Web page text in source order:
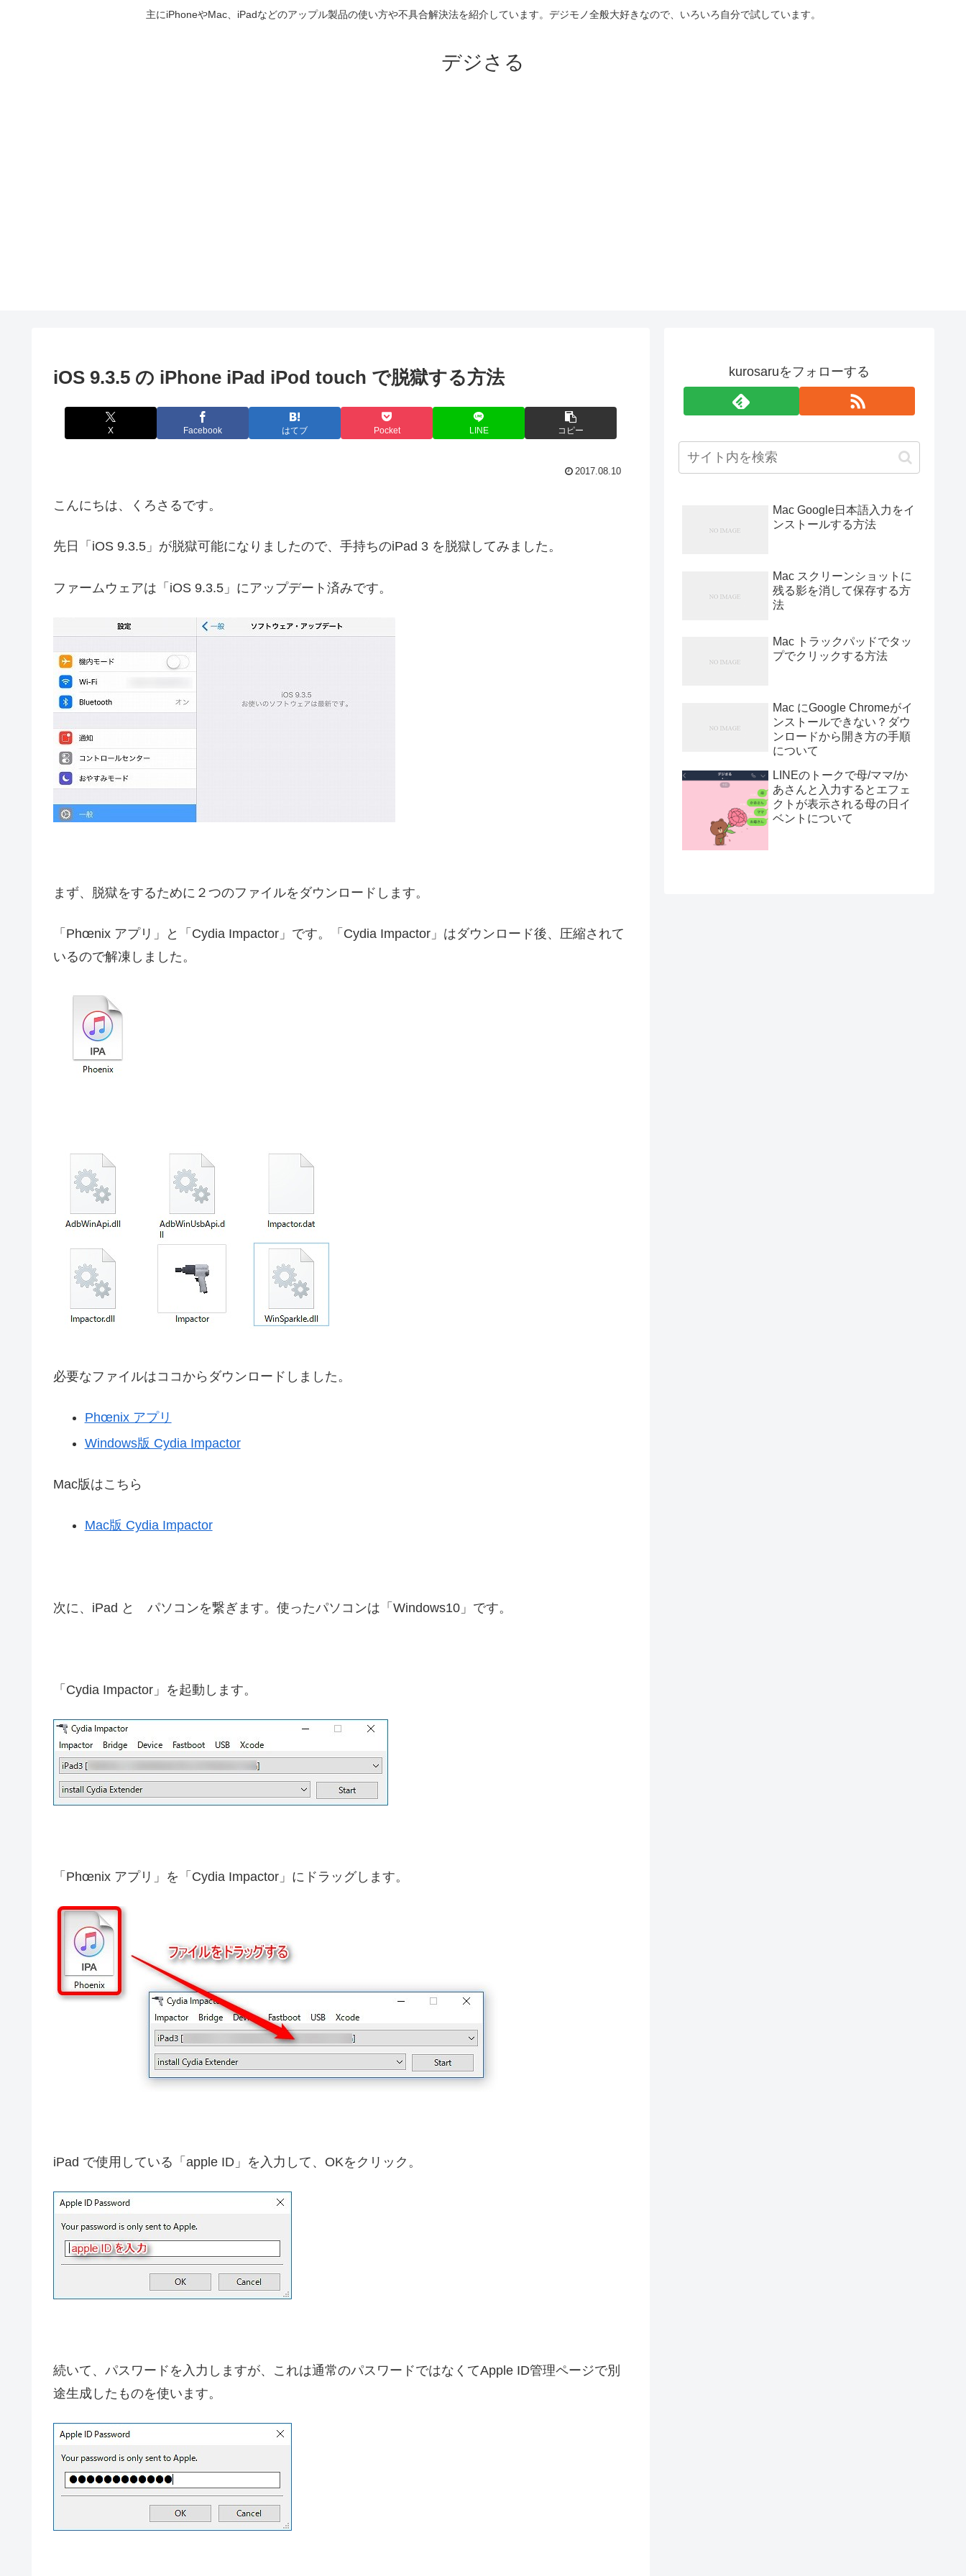
主にiPhoneやMac、iPadなどのアップル製品の使い方や不具合解決法を紹介しています。デジモノ全般大好きなので、いろいろ自分で試しています。
デジさる
iOS 9.3.5 の iPhone iPad iPod touch で脱獄する方法
X Facebook はてブ Pocket LINE コピー
2017.08.10
こんにちは、くろさるです。
先日「iOS 9.3.5」が脱獄可能になりましたので、手持ちのiPad 3 を脱獄してみました。
ファームウェアは「iOS 9.3.5」にアップデート済みです。
まず、脱獄をするために２つのファイルをダウンロードします。
「Phœnix アプリ」と「Cydia Impactor」です。「Cydia Impactor」はダウンロード後、圧縮されて
いるので解凍しました。
必要なファイルはココからダウンロードしました。
Phœnix アプリ
Windows版 Cydia Impactor
Mac版はこちら
Mac版 Cydia Impactor
次に、iPad と パソコンを繋ぎます。使ったパソコンは「Windows10」です。
「Cydia Impactor」を起動します。
「Phœnix アプリ」を「Cydia Impactor」にドラッグします。
iPad で使用している「apple ID」を入力して、OKをクリック。
続いて、パスワードを入力しますが、これは通常のパスワードではなくてApple ID管理ページで別
途生成したものを使います。
kurosaruをフォローする
Mac Google日本語入力をイ
ンストールする方法
Mac スクリーンショットに
残る影を消して保存する方
法
Mac トラックパッドでタッ
プでクリックする方法
Mac にGoogle Chromeがイ
ンストールできない？ダウ
ンロードから開き方の手順
について
LINEのトークで母/ママ/か
あさんと入力するとエフェ
クトが表示される母の日イ
ベントについて